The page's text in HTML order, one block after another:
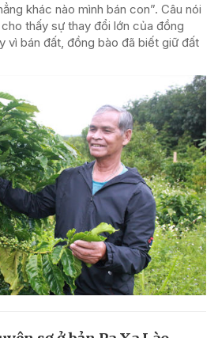
khác nào mình bán con”. Câu nói
thấy sự thay đổi lớn của đồng
vì bán đất, đồng bào đã biết giữ đất